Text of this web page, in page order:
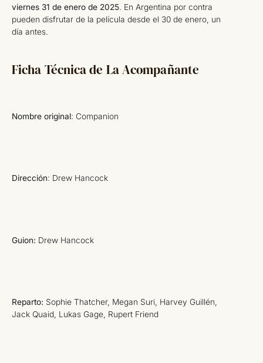
viernes 31 de enero de 2025. En Argentina por contra
pueden disfrutar de la película desde el 30 de enero, un
día antes.
Ficha Técnica de La Acompañante
Nombre original: Companion
Dirección: Drew Hancock
Guion: Drew Hancock
Reparto: Sophie Thatcher, Megan Suri, Harvey Guillén,
Jack Quaid, Lukas Gage, Rupert Friend